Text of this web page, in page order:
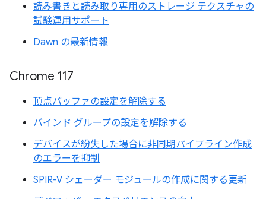
読み書きと読み取り専用のストレージ テクスチャの
試験運用サポート
Dawn の最新情報
Chrome 117
頂点バッファの設定を解除する
バインド グループの設定を解除する
デバイスが紛失した場合に非同期パイプライン作成
のエラーを抑制
SPIR-V シェーダー モジュールの作成に関する更新